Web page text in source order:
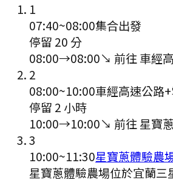
1
07:40~08:00集合出發
停留 20 分
08:00→08:00↘ 前往 車經
2
08:00~10:00車經高速公路
停留 2 小時
10:00→10:00↘ 前往 星寶
3
10:00~11:30星寶蔥體驗農
星寶蔥體驗農場位於宜蘭